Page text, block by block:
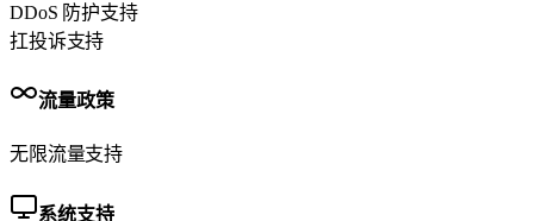
DDoS 防护支持
扛投诉支持
流量政策
无限流量支持
系统支持